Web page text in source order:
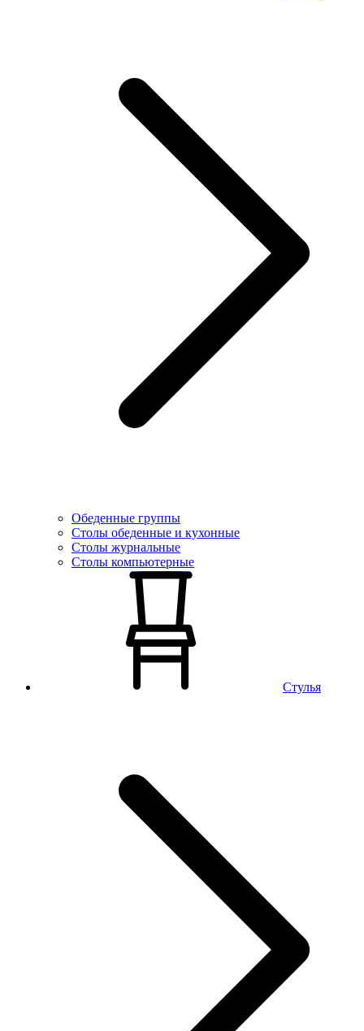
Обеденные группы
Столы обеденные и кухонные
Столы журнальные
Столы компьютерные
Стулья